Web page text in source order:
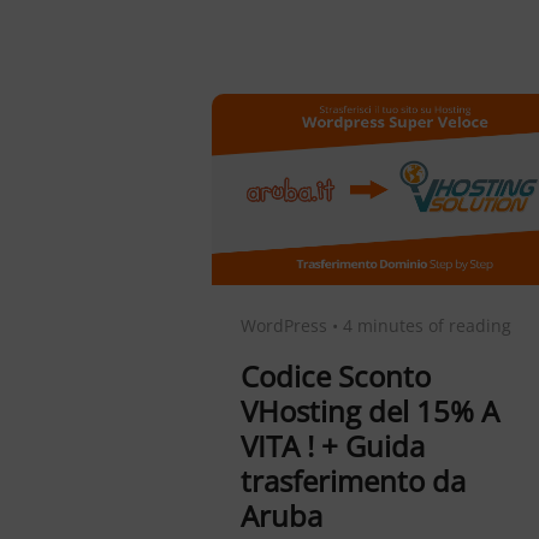
Hosting
WordPress • 4 minutes of reading
Codice Sconto
VHosting del 15% A
VITA ! + Guida
trasferimento da
Aruba